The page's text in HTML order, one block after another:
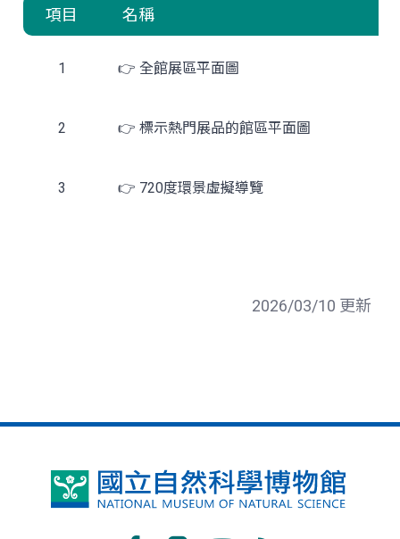
項目 名稱
1 👉 全館展區平面圖
2 👉 標示熱門展品的館區平面圖
3 👉 720度環景虛擬導覽
2026/03/10 更新
國